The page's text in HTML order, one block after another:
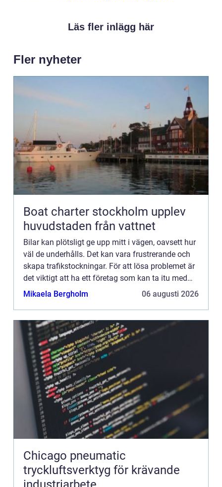
Läs fler inlägg här
Fler nyheter
Boat charter stockholm upplev
huvudstaden från vattnet
Bilar kan plötsligt ge upp mitt i vägen, oavsett hur
väl de underhålls. Det kan vara frustrerande och
skapa trafikstockningar. För att lösa problemet är
det viktigt att ha ett företag som kan ta itu med
s&arin...
Mikaela Bergholm 06 augusti 2026
Chicago pneumatic
tryckluftsverktyg för krävande